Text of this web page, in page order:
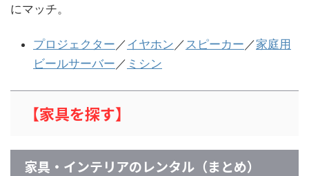
にマッチ。
プロジェクター ／イヤホン ／スピーカー ／家庭用
ビールサーバー ／ ミシン
【家具を探す】
家具・インテリアのレンタル（まとめ）